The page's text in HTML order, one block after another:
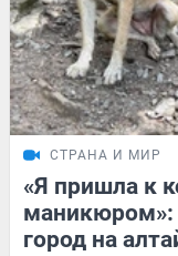
СТРАНА И МИР
«Я пришла к
маникюром»:
город на